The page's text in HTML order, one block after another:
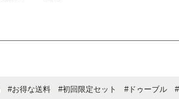
#お得な送料 #初回限定セット #ドゥーブル